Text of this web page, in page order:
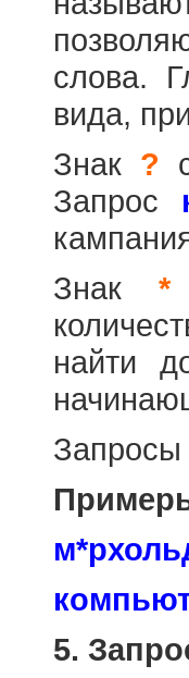
слова.
вида,
Знак ?
Запрос
Знак*
найти
Запросы
5.